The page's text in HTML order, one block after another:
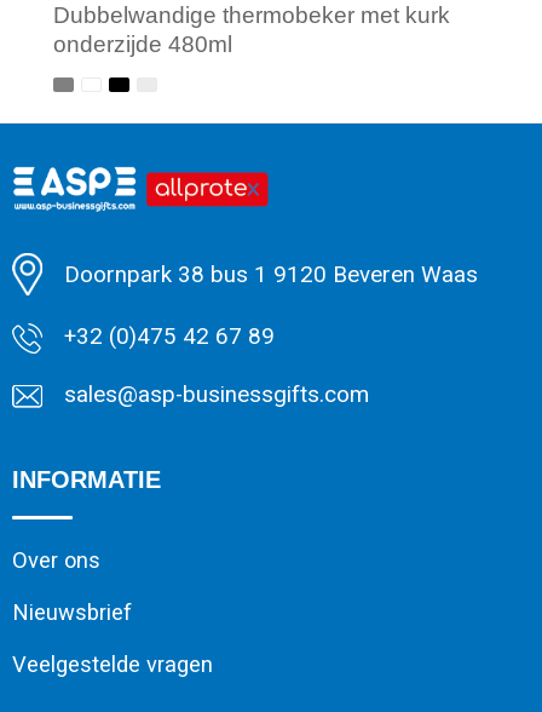
Dubbelwandige thermobeker met kurk
onderzijde 480ml
Minimale afname: 1
Doornpark 38 bus 1 9120 Beveren Waas
+32 (0)475 42 67 89
sales@asp-businessgifts.com
INFORMATIE
Over ons
Nieuwsbrief
Veelgestelde vragen